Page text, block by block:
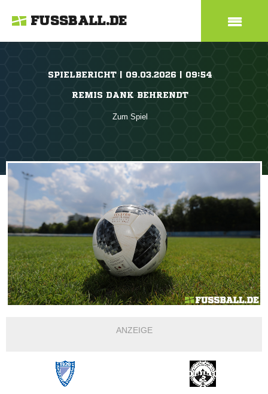
FUSSBALL.DE
SPIELBERICHT | 09.03.2026 | 09:54
REMIS DANK BEHRENDT
Zum Spiel
ANZEIGE